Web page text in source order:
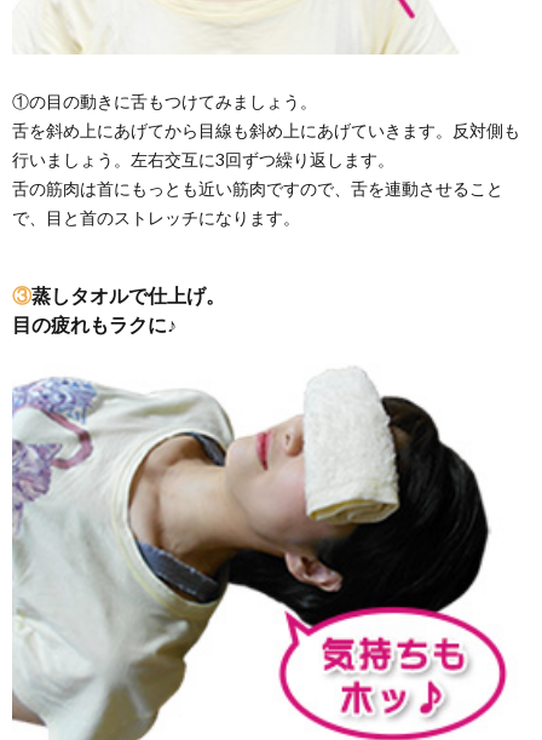
①の目の動きに舌もつけてみましょう。
舌を斜め上にあげてから目線も斜め上にあげていきます。反対側も
行いましょう。左右交互に3回ずつ繰り返します。
舌の筋肉は首にもっとも近い筋肉ですので、舌を連動させること
で、目と首のストレッチになります。
③蒸しタオルで仕上げ。
目の疲れもラクに♪